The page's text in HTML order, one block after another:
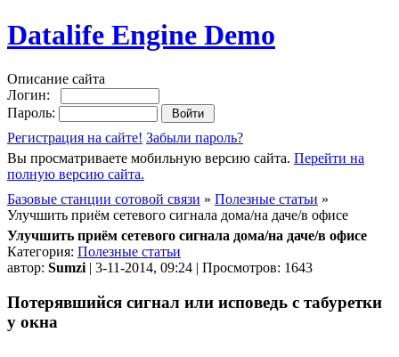
Datalife Engine Demo
Описание сайта
Логин:
Пароль:
Регистрация на сайте! Забыли пароль?
Вы просматриваете мобильную версию сайта. Перейти на
полную версию сайта.
Базовые станции сотовой связи » Полезные статьи »
Улучшить приём сетевого сигнала дома/на даче/в офисе
Улучшить приём сетевого сигнала дома/на даче/в офисе
Категория: Полезные статьи
автор: Sumzi | 3-11-2014, 09:24 | Просмотров: 1643
Потерявшийся сигнал или исповедь с табуретки
у окна